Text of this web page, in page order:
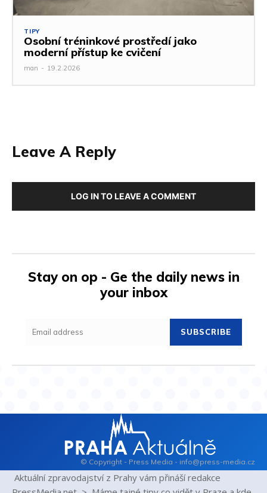
TIPY
Osobní tréninkové prostředí jako
moderní přístup ke cvičení
man - 19.2.2026
Leave A Reply
LOG IN TO LEAVE A COMMENT
Stay on op - Ge the daily news in
your inbox
SUBSCRIBE
© Copyright - Press Media - info@press-media.cz
Aktuální zpravodajství z Prahy vám přináší redakce